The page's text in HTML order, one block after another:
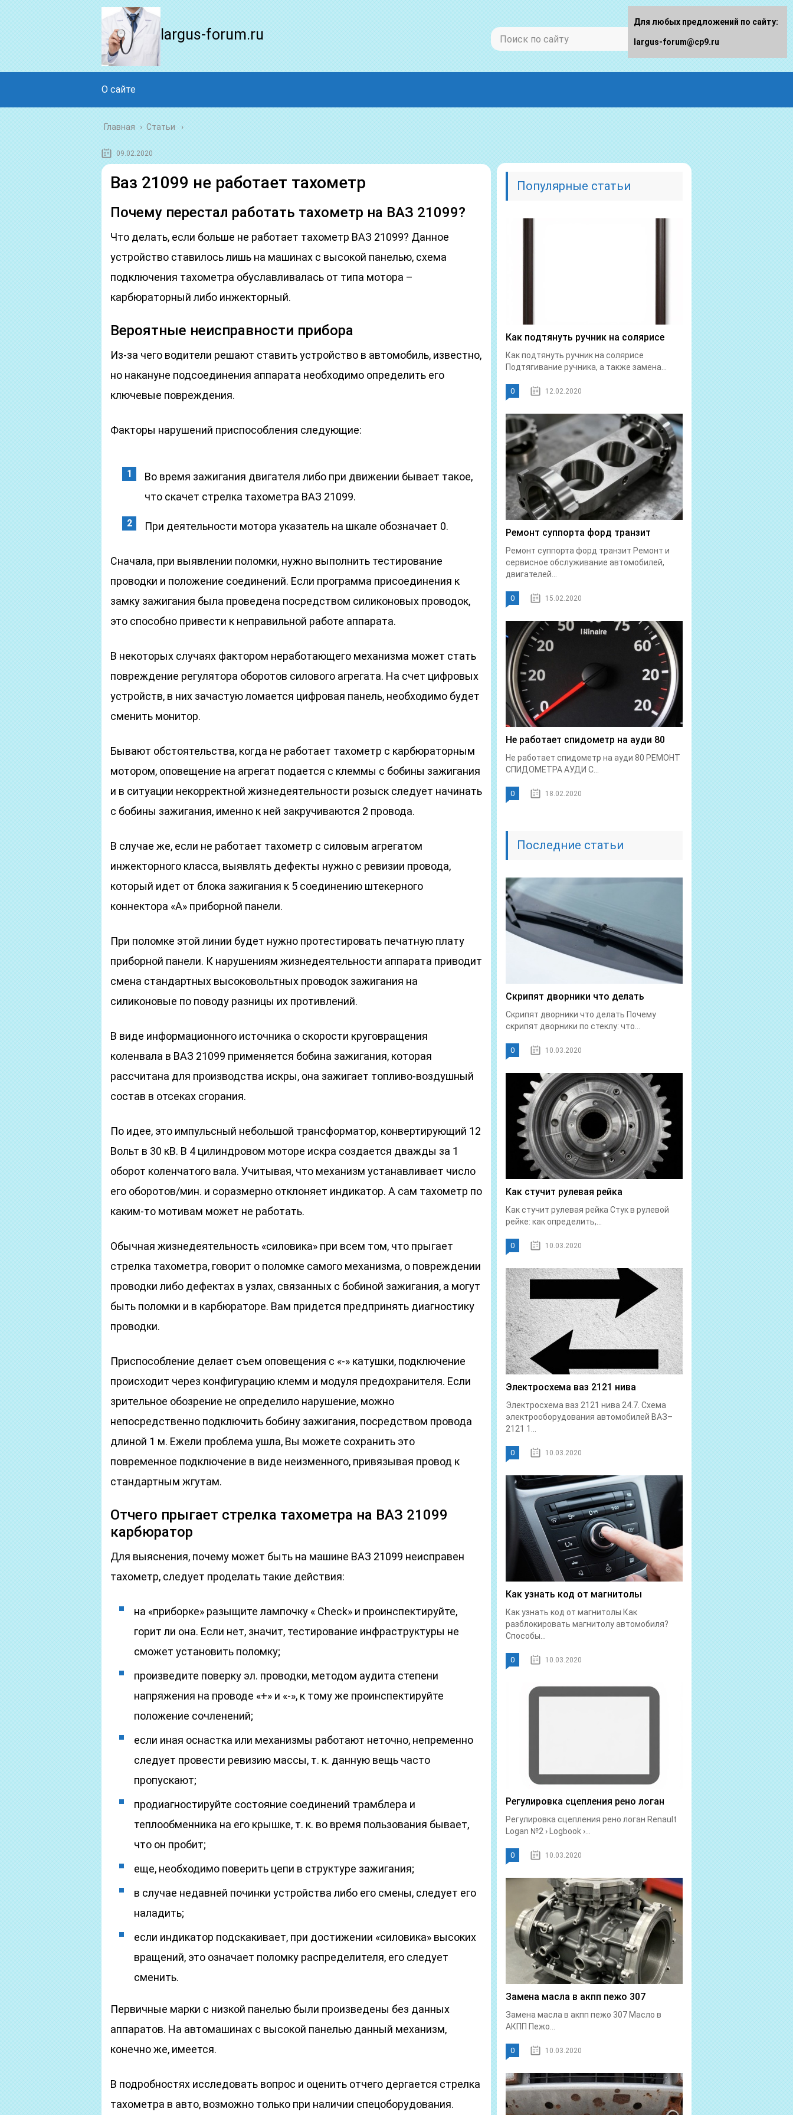
largus-forum.ru
О сайте
Главная › Статьи
09.02.2020
Ваз 21099 не работает тахометр
Почему перестал работать тахометр на ВАЗ 21099?
Что делать, если больше не работает тахометр ВАЗ 21099? Данное
устройство ставилось лишь на машинах с высокой панелью, схема
подключения тахометра обуславливалась от типа мотора –
карбюраторный либо инжекторный.
Вероятные неисправности прибора
Из-за чего водители решают ставить устройство в автомобиль, известно,
но накануне подсоединения аппарата необходимо определить его
ключевые повреждения.
Факторы нарушений приспособления следующие:
Во время зажигания двигателя либо при движении бывает такое,
что скачет стрелка тахометра ВАЗ 21099.
При деятельности мотора указатель на шкале обозначает 0.
Сначала, при выявлении поломки, нужно выполнить тестирование
проводки и положение соединений. Если программа присоединения к
замку зажигания была проведена посредством силиконовых проводок,
это способно привести к неправильной работе аппарата.
В некоторых случаях фактором неработающего механизма может стать
повреждение регулятора оборотов силового агрегата. На счет цифровых
устройств, в них зачастую ломается цифровая панель, необходимо будет
сменить монитор.
Бывают обстоятельства, когда не работает тахометр с карбюраторным
мотором, оповещение на агрегат подается с клеммы с бобины зажигания
и в ситуации некорректной жизнедеятельности розыск следует начинать
с бобины зажигания, именно к ней закручиваются 2 провода.
В случае же, если не работает тахометр с силовым агрегатом
инжекторного класса, выявлять дефекты нужно с ревизии провода,
который идет от блока зажигания к 5 соединению штекерного
коннектора «А» приборной панели.
При поломке этой линии будет нужно протестировать печатную плату
приборной панели. К нарушениям жизнедеятельности аппарата приводит
смена стандартных высоковольтных проводок зажигания на
силиконовые по поводу разницы их противлений.
В виде информационного источника о скорости круговращения
коленвала в ВАЗ 21099 применяется бобина зажигания, которая
рассчитана для производства искры, она зажигает топливо-воздушный
состав в отсеках сгорания.
По идее, это импульсный небольшой трансформатор, конвертирующий 12
Вольт в 30 кВ. В 4 цилиндровом моторе искра создается дважды за 1
оборот коленчатого вала. Учитывая, что механизм устанавливает число
его оборотов/мин. и соразмерно отклоняет индикатор. А сам тахометр по
каким-то мотивам может не работать.
Обычная жизнедеятельность «силовика» при всем том, что прыгает
стрелка тахометра, говорит о поломке самого механизма, о повреждении
проводки либо дефектах в узлах, связанных с бобиной зажигания, а могут
быть поломки и в карбюраторе. Вам придется предпринять диагностику
проводки.
Приспособление делает съем оповещения с «-» катушки, подключение
происходит через конфигурацию клемм и модуля предохранителя. Если
зрительное обозрение не определило нарушение, можно
непосредственно подключить бобину зажигания, посредством провода
длиной 1 м. Ежели проблема ушла, Вы можете сохранить это
повременное подключение в виде неизменного, привязывая провод к
стандартным жгутам.
Отчего прыгает стрелка тахометра на ВАЗ 21099
карбюратор
Для выяснения, почему может быть на машине ВАЗ 21099 неисправен
тахометр, следует проделать такие действия:
на «приборке» разыщите лампочку « Check» и проинспектируйте,
горит ли она. Если нет, значит, тестирование инфраструктуры не
сможет установить поломку;
произведите поверку эл. проводки, методом аудита степени
напряжения на проводе «+» и «-», к тому же проинспектируйте
положение сочленений;
если иная оснастка или механизмы работают неточно, непременно
следует провести ревизию массы, т. к. данную вещь часто
пропускают;
продиагностируйте состояние соединений трамблера и
теплообменника на его крышке, т. к. во время пользования бывает,
что он пробит;
еще, необходимо поверить цепи в структуре зажигания;
в случае недавней починки устройства либо его смены, следует его
наладить;
если индикатор подскакивает, при достижении «силовика» высоких
вращений, это означает поломку распределителя, его следует
сменить.
Первичные марки с низкой панелью были произведены без данных
аппаратов. На автомашинах с высокой панелью данный механизм,
конечно же, имеется.
В подробностях исследовать вопрос и оценить отчего дергается стрелка
тахометра в авто, возможно только при наличии спецоборудования.
Популярные статьи
Как подтянуть ручник на солярисе
Как подтянуть ручник на солярисе
Подтягивание ручника, а также замена...
0 12.02.2020
Ремонт суппорта форд транзит
Ремонт суппорта форд транзит Ремонт и
сервисное обслуживание автомобилей,
двигателей...
0 15.02.2020
Не работает спидометр на ауди 80
Не работает спидометр на ауди 80 РЕМОНТ
СПИДОМЕТРА АУДИ С...
0 18.02.2020
Последние статьи
Скрипят дворники что делать
Скрипят дворники что делать Почему
скрипят дворники по стеклу: что...
0 10.03.2020
Как стучит рулевая рейка
Как стучит рулевая рейка Стук в рулевой
рейке: как определить,...
0 10.03.2020
Электросхема ваз 2121 нива
Электросхема ваз 2121 нива 24.7. Схема
электрооборудования автомобилей ВАЗ–
2121 1...
0 10.03.2020
Как узнать код от магнитолы
Как узнать код от магнитолы Как
разблокировать магнитолу автомобиля?
Способы...
0 10.03.2020
Регулировка сцепления рено логан
Регулировка сцепления рено логан Renault
Logan №2 › Logbook ›...
0 10.03.2020
Замена масла в акпп пежо 307
Замена масла в акпп пежо 307 Масло в
АКПП Пежо...
0 10.03.2020
Для любых предложений по сайту:
largus-forum@cp9.ru